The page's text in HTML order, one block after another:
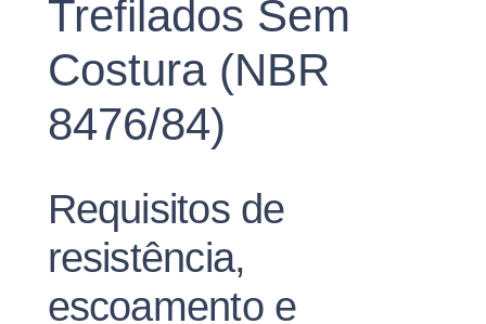
Trefilados Sem
Costura (NBR
8476/84)
Requisitos de
resistência,
escoamento e